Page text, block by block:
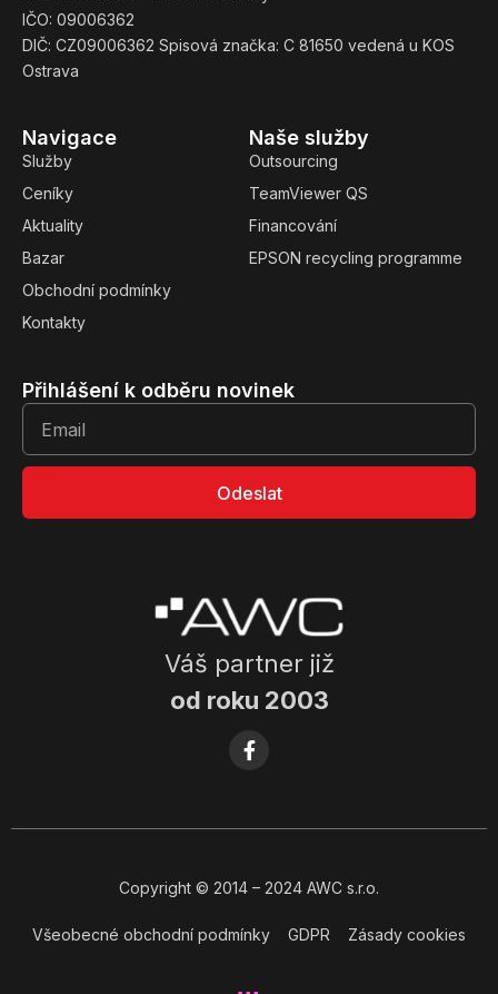
Váš partner již
od roku 2003
Naše služby
Outsourcing
TeamViewer QS
Financování
EPSON recycling programme
Navigace
Služby
Ceníky
Aktuality
Bazar
Obchodní podmínky
Kontakty
IČO: 09006362
DIČ: CZ09006362 Spisová značka: C 81650 vedená u KOS
Ostrava
Přihlášení k odběru novinek
Odeslat
Copyright © 2014 – 2024 AWC s.r.o.
Všeobecné obchodní podmínky GDPR Zásady cookies